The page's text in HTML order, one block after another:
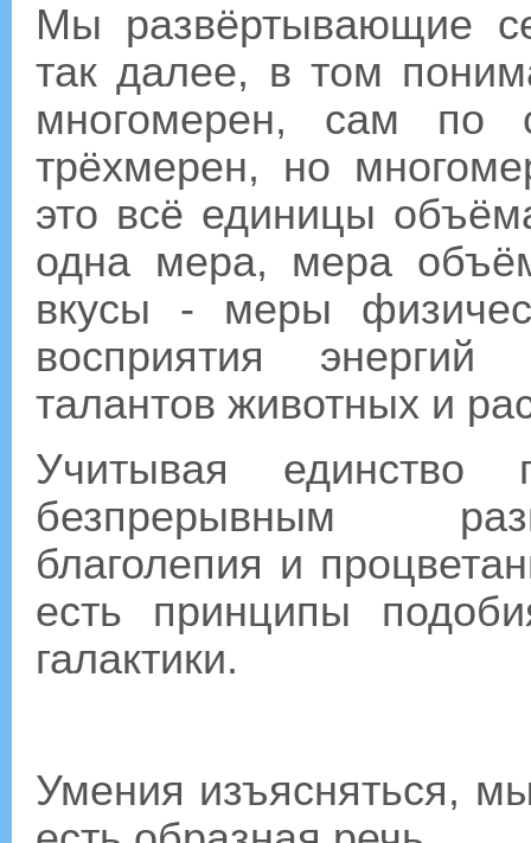
Мы развёртывающие
так далее, в том
многомерен, сам
трёхмерен, но
это всё единицы
одна мера, мера
вкусы - меры
восприятия
талантов животных и
Учитывая единство
безпрерывным
благолепия и
есть принципы
галактики.
Умения изъясняться,